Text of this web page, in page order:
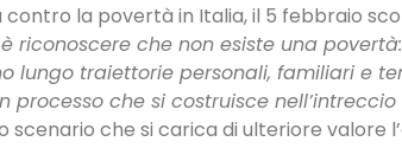
contro la povertà in Italia, il 5 febbraio
riconoscere che non esiste una
lungo traiettorie personali, familiari e
processo che si costruisce
scenario che si carica di ulteriore